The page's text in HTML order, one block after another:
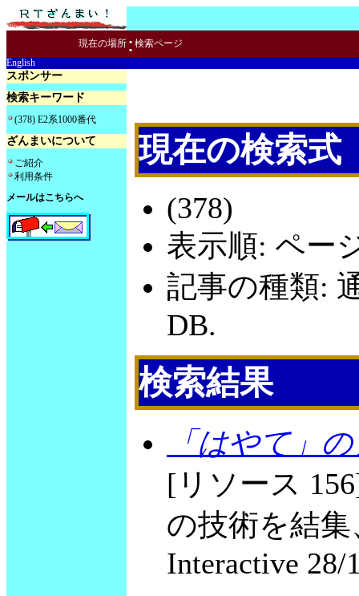
現在の場所 : 検索ページ
English
スポンサー
検索キーワード
(378) E2系1000番代
ざんまいについて
ご紹介
利用条件
メールはこちらへ
現在の検索式
(378)
表示順: ペー
記事の種類:
DB.
検索結果
「はやて」
[リソース
の技術を結
Interactive 28/